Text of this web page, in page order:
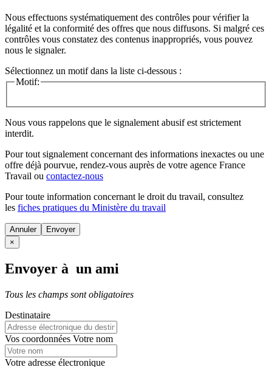
Nous effectuons systématiquement des contrôles pour vérifier la
légalité et la conformité des offres que nous diffusons. Si malgré ces
contrôles vous constatez des contenus inappropriés, vous pouvez
nous le signaler.
Sélectionnez un motif dans la liste ci-dessous :
Motif:
Nous vous rappelons que le signalement abusif est strictement
interdit.
Pour tout signalement concernant des informations inexactes ou une
offre déjà pourvue, rendez-vous auprès de votre agence France
Travail ou contactez-nous
Pour toute information concernant le droit du travail, consultez
les fiches pratiques du Ministère du travail
Annuler
×
Envoyer à un ami
Tous les champs sont obligatoires
Destinataire
Vos coordonnées Votre nom
Votre adresse électronique